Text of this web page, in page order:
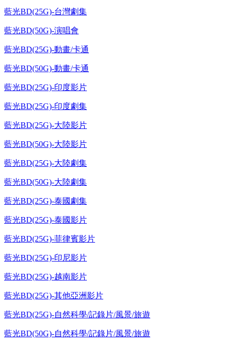
藍光BD(25G)-台灣劇集
藍光BD(50G)-演唱會
藍光BD(25G)-動畫/卡通
藍光BD(50G)-動畫/卡通
藍光BD(25G)-印度影片
藍光BD(25G)-印度劇集
藍光BD(25G)-大陸影片
藍光BD(50G)-大陸影片
藍光BD(25G)-大陸劇集
藍光BD(50G)-大陸劇集
藍光BD(25G)-泰國劇集
藍光BD(25G)-泰國影片
藍光BD(25G)-菲律賓影片
藍光BD(25G)-印尼影片
藍光BD(25G)-越南影片
藍光BD(25G)-其他亞洲影片
藍光BD(25G)-自然科學/記錄片/風景/旅遊
藍光BD(50G)-自然科學/記錄片/風景/旅遊